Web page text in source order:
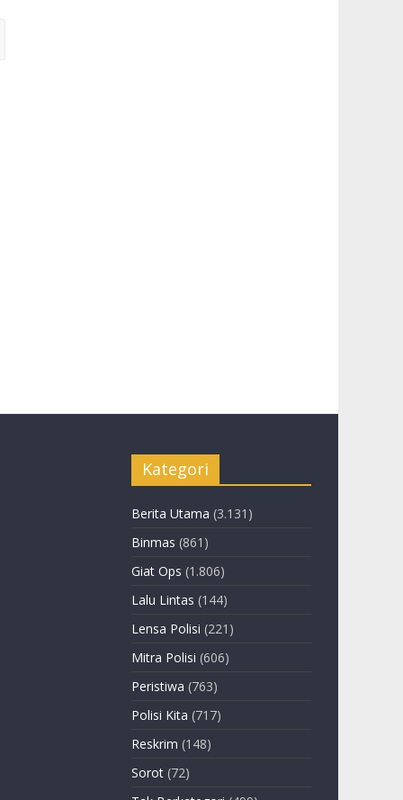
Kategori
Berita Utama (3.131)
Binmas (861)
Giat Ops (1.806)
Lalu Lintas (144)
Lensa Polisi (221)
Mitra Polisi (606)
Peristiwa (763)
Polisi Kita (717)
Reskrim (148)
Sorot (72)